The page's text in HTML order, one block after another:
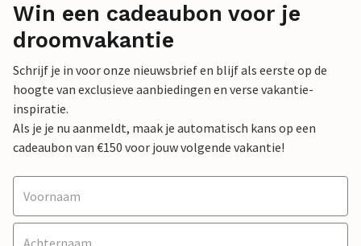
Win een cadeaubon voor je
droomvakantie
Schrijf je in voor onze nieuwsbrief en blijf als eerste op de
hoogte van exclusieve aanbiedingen en verse vakantie-
inspiratie.
Als je je nu aanmeldt, maak je automatisch kans op een
cadeaubon van €150 voor jouw volgende vakantie!